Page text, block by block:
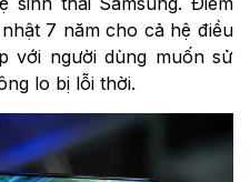
7 năm cho cả hệ điều
với người dùng muốn sử
lo bị lỗi thời.